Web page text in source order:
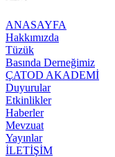
ANASAYFA
Hakkımızda
Tüzük
Basında Derneğimiz
ÇATOD AKADEMİ
Duyurular
Etkinlikler
Haberler
Mevzuat
Yayınlar
İLETİŞİM